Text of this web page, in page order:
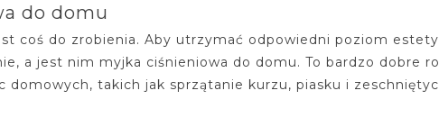
do domu
coś do zrobienia. Aby utrzymać odpowiedni poziom
a jest nim myjka ciśnieniowa do domu. To bardzo dobre
domowych, takich jak sprzątanie kurzu, piasku i